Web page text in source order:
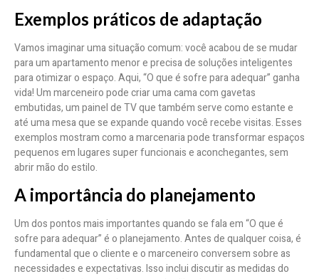
Exemplos práticos de adaptação
Vamos imaginar uma situação comum: você acabou de se mudar
para um apartamento menor e precisa de soluções inteligentes
para otimizar o espaço. Aqui, “O que é sofre para adequar” ganha
vida! Um marceneiro pode criar uma cama com gavetas
embutidas, um painel de TV que também serve como estante e
até uma mesa que se expande quando você recebe visitas. Esses
exemplos mostram como a marcenaria pode transformar espaços
pequenos em lugares super funcionais e aconchegantes, sem
abrir mão do estilo.
A importância do planejamento
Um dos pontos mais importantes quando se fala em “O que é
sofre para adequar” é o planejamento. Antes de qualquer coisa, é
fundamental que o cliente e o marceneiro conversem sobre as
necessidades e expectativas. Isso inclui discutir as medidas do